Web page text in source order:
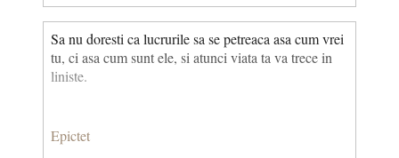
Sa nu doresti ca lucrurile sa se petreaca asa cum vrei
tu, ci asa cum sunt ele, si atunci viata ta va trece in
liniste.
Epictet